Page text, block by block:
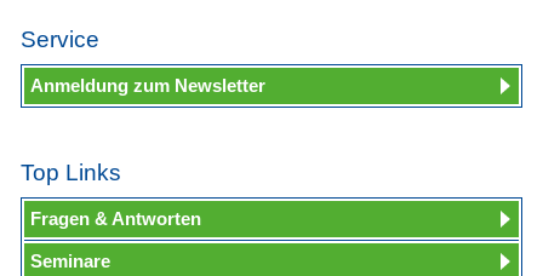
Service
Anmeldung zum Newsletter
Top Links
Fragen & Antworten
Seminare